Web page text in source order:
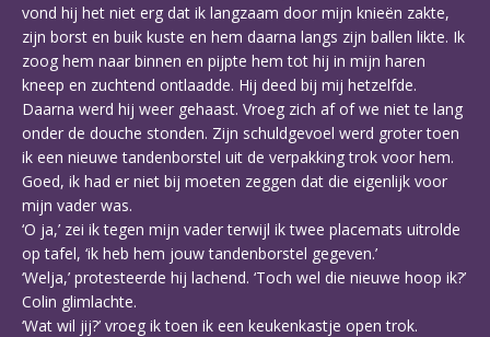
vond hij het niet erg dat ik langzaam door mijn knieën zakte,
zijn borst en buik kuste en hem daarna langs zijn ballen likte. Ik
zoog hem naar binnen en pijpte hem tot hij in mijn haren
kneep en zuchtend ontlaadde. Hij deed bij mij hetzelfde.
Daarna werd hij weer gehaast. Vroeg zich af of we niet te lang
onder de douche stonden. Zijn schuldgevoel werd groter toen
ik een nieuwe tandenborstel uit de verpakking trok voor hem.
Goed, ik had er niet bij moeten zeggen dat die eigenlijk voor
mijn vader was.
‘O ja,’ zei ik tegen mijn vader terwijl ik twee placemats uitrolde
op tafel, ‘ik heb hem jouw tandenborstel gegeven.’
‘Welja,’ protesteerde hij lachend. ‘Toch wel die nieuwe hoop ik?’
Colin glimlachte.
‘Wat wil jij?’ vroeg ik toen ik een keukenkastje open trok.